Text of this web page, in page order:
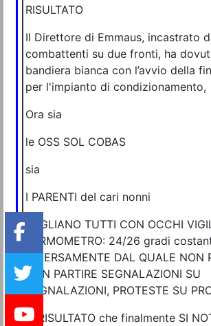
RISULTATO
Il Direttore di Emmaus, incastrato
combattenti su due fronti, ha
bandiera bianca con l’avvio della
per l'impianto di condizionamento,
Ora sia
le OSS SOL COBAS
sia
I PARENTI deI cari nonni
VEGLIANO TUTTI CON OCCHI
TERMOMETRO: 24/26 gradi
DIVERSAMENTE DAL QUALE NON
NON PARTIRE SEGNALAZIONI SU
SEGNALAZIONI, PROTESTE SU
IL RISULTATO che finalmente SI